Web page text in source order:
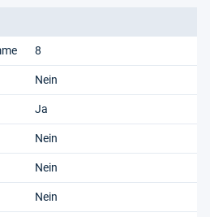
8
Nein
Ja
Nein
Nein
Nein